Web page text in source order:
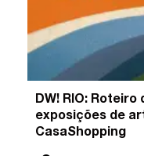
DW! RIO:
exposições de
CasaShopping